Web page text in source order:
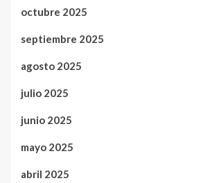
octubre 2025
septiembre 2025
agosto 2025
julio 2025
junio 2025
mayo 2025
abril 2025